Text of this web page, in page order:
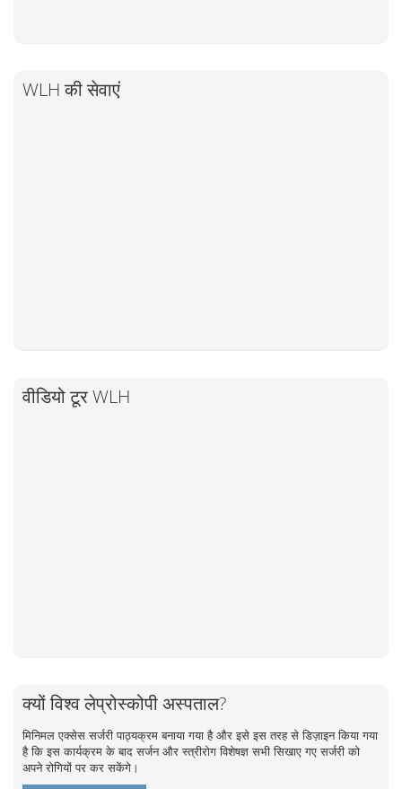
WLH की सेवाएं
वीडियो टूर WLH
क्यों विश्व लेप्रोस्कोपी अस्पताल?
मिनिमल एक्सेस सर्जरी पाठ्यक्रम बनाया गया है और इसे इस तरह से डिज़ाइन किया गया
है कि इस कार्यक्रम के बाद सर्जन और स्त्रीरोग विशेषज्ञ सभी सिखाए गए सर्जरी को
अपने रोगियों पर कर सकेंगे।